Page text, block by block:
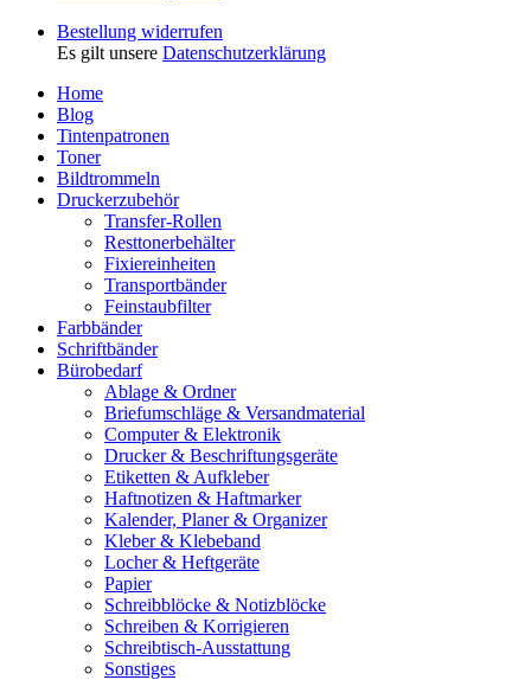
Bestellung widerrufen
Es gilt unsere Datenschutzerklärung
Home
Blog
Tintenpatronen
Toner
Bildtrommeln
Druckerzubehör
Transfer-Rollen
Resttonerbehälter
Fixiereinheiten
Transportbänder
Feinstaubfilter
Farbbänder
Schriftbänder
Bürobedarf
Ablage & Ordner
Briefumschläge & Versandmaterial
Computer & Elektronik
Drucker & Beschriftungsgeräte
Etiketten & Aufkleber
Haftnotizen & Haftmarker
Kalender, Planer & Organizer
Kleber & Klebeband
Locher & Heftgeräte
Papier
Schreibblöcke & Notizblöcke
Schreiben & Korrigieren
Schreibtisch-Ausstattung
Sonstiges